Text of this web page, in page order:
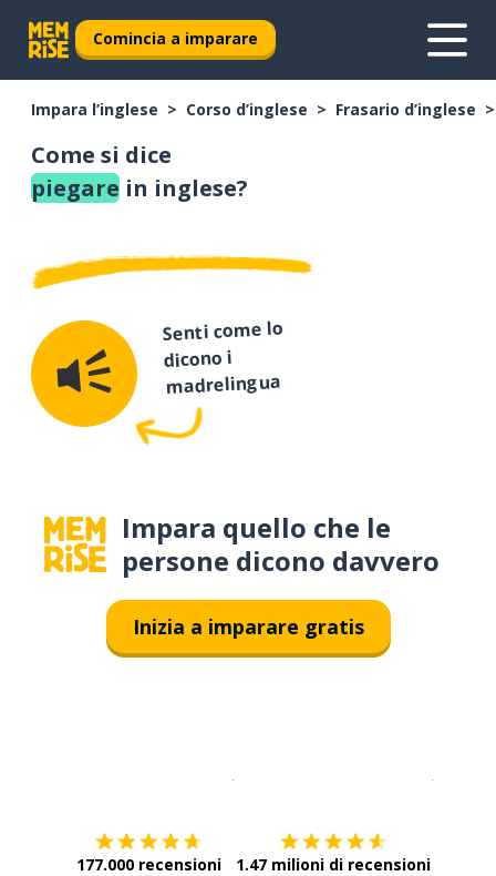
Comincia a imparare
Impara l’inglese Corso d’inglese Frasario d’inglese
Come si dice
piegare in inglese?
Senti come lo
dicono i
madrelingua
Impara quello che le
persone dicono davvero
Inizia a imparare gratis
177.000 recensioni 1.47 milioni di recensioni